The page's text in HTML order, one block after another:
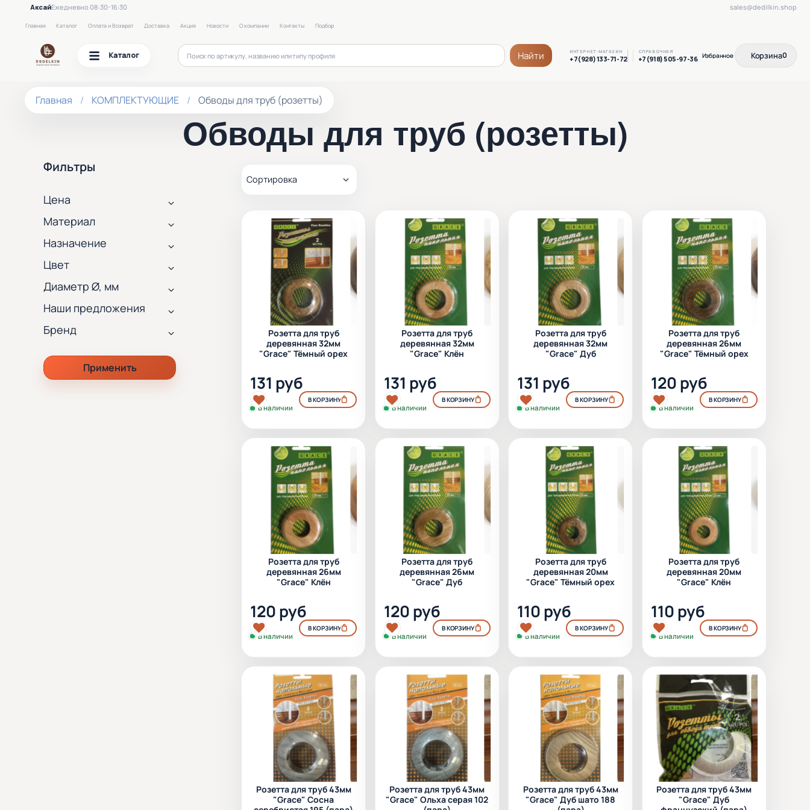
АксайЕжедневно 08:30-16:30
Главная Каталог Оплата и Возврат Доставка Акция Новости О компании Контакты Подбор
sales@dedilkin.shop
Каталог Найти ИНТЕРНЕТ-МАГАЗИН
+7(928) 133-71-72
СПРАВОЧНАЯ
+7(918) 505-97-36 Корзина0
Главная КОМПЛЕКТУЮЩИЕ Обводы для труб (розетты)
Обводы для труб (розетты)
Фильтры
Цена
Материал
Назначение
Цвет
Диаметр Ø, мм
Наши предложения
Бренд
Применить
Розетта для труб
деревянная 32мм
"Grace" Тёмный орех
В наличии
131 руб
В КОРЗИНУ
Розетта для труб
деревянная 32мм
"Grace" Клён
В наличии
131 руб
В КОРЗИНУ
Розетта для труб
деревянная 32мм
"Grace" Дуб
В наличии
131 руб
В КОРЗИНУ
Розетта для труб
деревянная 26мм
"Grace" Тёмный орех
В наличии
120 руб
В КОРЗИНУ
Розетта для труб
деревянная 26мм
"Grace" Клён
В наличии
120 руб
В КОРЗИНУ
Розетта для труб
деревянная 26мм
"Grace" Дуб
В наличии
120 руб
В КОРЗИНУ
Розетта для труб
деревянная 20мм
"Grace" Тёмный орех
В наличии
110 руб
В КОРЗИНУ
Розетта для труб
деревянная 20мм
"Grace" Клён
В наличии
110 руб
В КОРЗИНУ
Розетта для труб 43мм
"Grace" Сосна
Розетта для труб 43мм
"Grace" Ольха серая 102
Розетта для труб 43мм
"Grace" Дуб шато 188
Розетта для труб 43мм
"Grace" Дуб